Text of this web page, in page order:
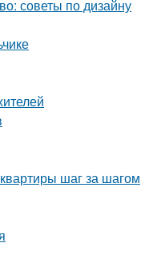
советы по дизайну
шаг за шагом